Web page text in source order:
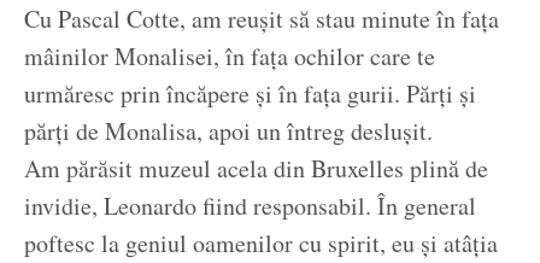
Cu Pascal Cotte, am reușit să stau minute în fața
mâinilor Monalisei, în fața ochilor care te
urmăresc prin încăpere și în fața gurii. Părți și
părți de Monalisa, apoi un întreg deslușit.
Am părăsit muzeul acela din Bruxelles plină de
invidie, Leonardo fiind responsabil. În general
poftesc la geniul oamenilor cu spirit, eu și atâția